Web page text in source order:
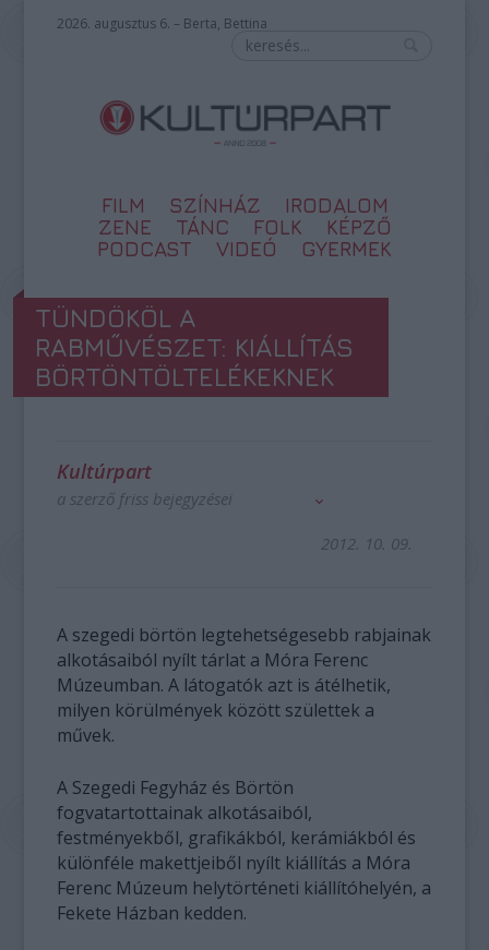
2026. augusztus 6. – Berta, Bettina
FILM SZÍNHÁZ
IRODALOM
ZENE
TÁNC FOLK
KÉPZŐ
PODCAST
VIDEÓ GYERMEK
TÜNDÖKÖL A
RABMŰVÉSZET: KIÁLLÍTÁS
BÖRTÖNTÖLTELÉKEKNEK
Kultúrpart
a szerző friss bejegyzései
2012. 10. 09.
A szegedi börtön legtehetségesebb rabjainak
alkotásaiból nyílt tárlat a Móra Ferenc
Múzeumban. A látogatók azt is átélhetik,
milyen körülmények között születtek a
művek.
A Szegedi Fegyház és Börtön
fogvatartottainak alkotásaiból,
festményekből, grafikákból, kerámiákból és
különféle makettjeiből nyílt kiállítás a Móra
Ferenc Múzeum helytörténeti kiállítóhelyén, a
Fekete Házban kedden.